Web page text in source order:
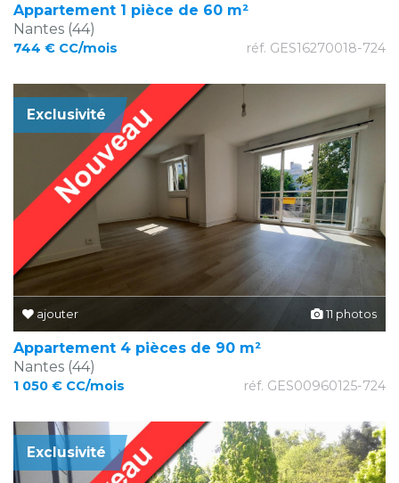
Appartement 1 pièce de 60 m²
Nantes (44)
744 € CC/mois réf. GES16270018-724
11 photos
ajouter
Exclusivité
Appartement 4 pièces de 90 m²
Nantes (44)
1 050 € CC/mois réf. GES00960125-724
Exclusivité